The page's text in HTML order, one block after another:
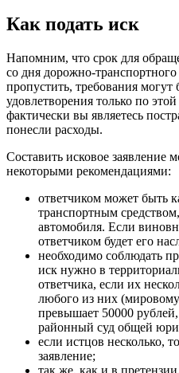
Как подать иск
Напомним, что срок для
со дня дорожно-
пропустить, требования могут
удовлетворения только по
фактически вы являетесь
понесли расходы.
Составить исковое заявление
некоторыми рекомендациями:
ответчиком может быть
транспортным
автомобиля. Если
ответчиком будет его
необходимо соблюдать
иск нужно в
ответчика, если их
любого из них
превышает 50000
районный суд общей
если истцов несколько,
заявление;
так же, как и в